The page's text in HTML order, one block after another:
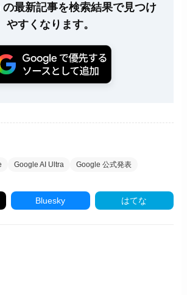
最新記事を検索結果で見つけ
やすくなります。
Google AI Ultra Google 公式発表
Bluesky はてな